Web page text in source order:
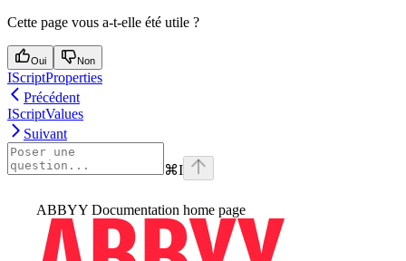
Cette page vous a-t-elle été utile ?
Oui Non
IScriptProperties
Précédent
IScriptValues
Suivant
⌘I
ABBYY Documentation home page